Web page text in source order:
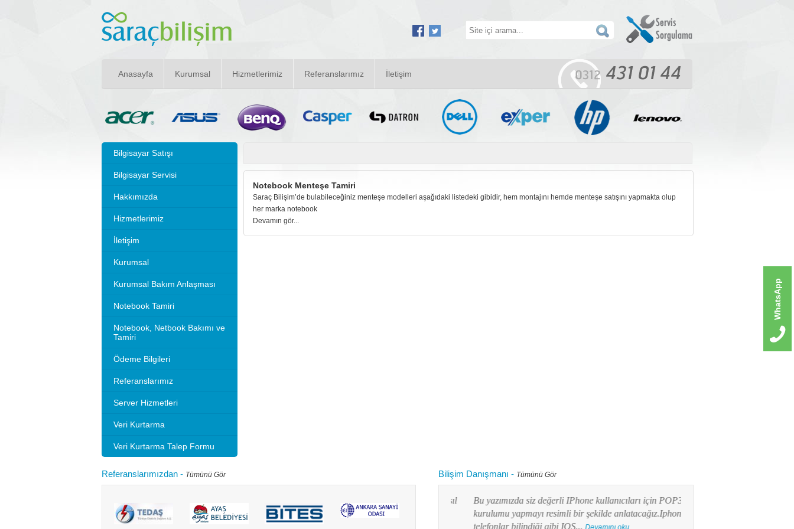
Anasayfa Kurumsal Hizmetlerimiz Referanslarımız İletişim
Bilgisayar Satışı
Bilgisayar Servisi
Hakkımızda
Hizmetlerimiz
İletişim
Kurumsal
Kurumsal Bakım Anlaşması
Notebook Tamiri
Notebook, Netbook Bakımı ve
Tamiri
Ödeme Bilgileri
Referanslarımız
Server Hizmetleri
Veri Kurtarma
Veri Kurtarma Talep Formu
Notebook Menteşe Tamiri
Saraç Bilişim’de bulabileceğiniz menteşe modelleri aşağıdaki listedeki gibidir, hem montajını hemde menteşe satışını yapmakta olup
her marka notebook
Devamın gör...
Referanslarımızdan - Tümünü Gör Bilişim Danışmanı - Tümünü Gör
sürümleri de benzer ayarlar ile
Resimlerin üzerine tıklay...
hızlandırırım" diye aklınızdan zaman zaman bu soru
Bu yazımızda siz değerli IPhone kullanıcıları için POP3 mail
kurulumu yapmayı resimli bir şekilde anlatacağız.Iphone
telefonlar bilindiği gibi IOS...Devamını oku...
WhatsApp